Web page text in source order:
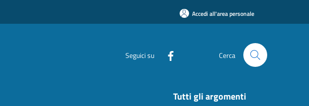
Accedi all'area personale
Seguici su Cerca
Tutti gli argomenti